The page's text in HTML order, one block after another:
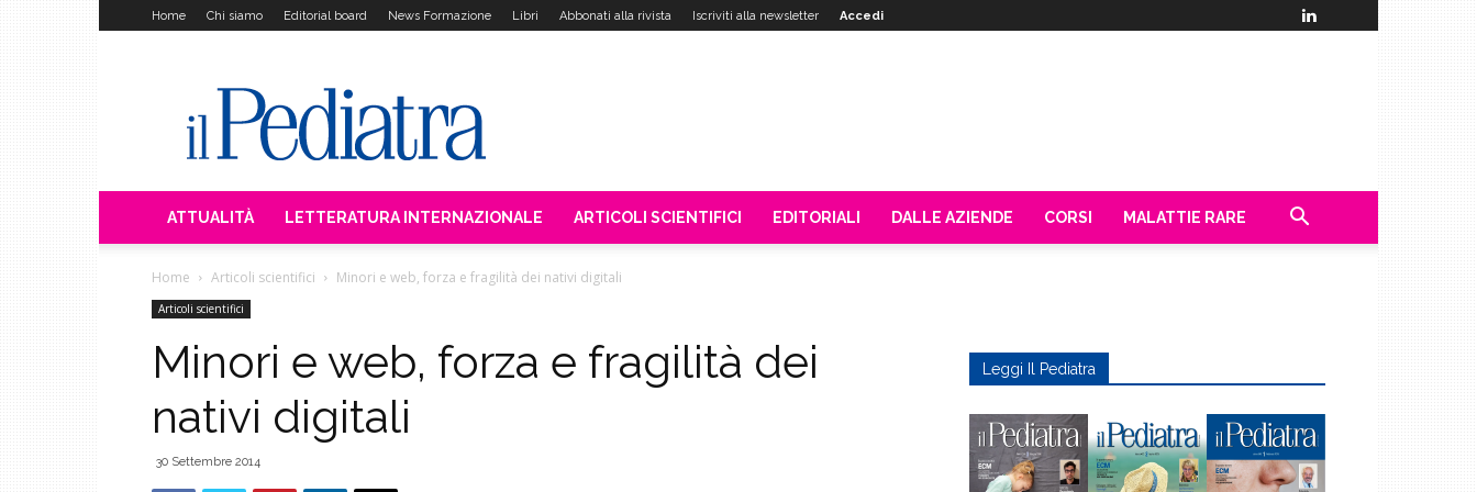
Home Chi siamo Editorial board News Formazione Libri Abbonati alla rivista Iscriviti alla newsletter Accedi
Pediatra
ATTUALITÀ LETTERATURA INTERNAZIONALE ARTICOLI SCIENTIFICI EDITORIALI DALLE AZIENDE CORSI MALATTIE RARE
Home Articoli scientifici Minori e web, forza e fragilità dei nativi digitali
Articoli scientifici
Minori e web, forza e fragilità dei
nativi digitali
30 Settembre 2014
Leggi Il Pediatra